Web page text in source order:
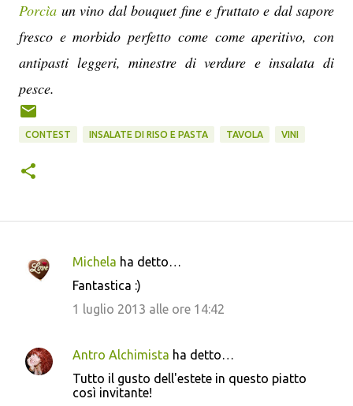
Porcìa un vino dal bouquetfine e fruttato e dal sapore
fresco e morbido perfetto come come aperitivo, con
antipasti leggeri, minestre di verdure e insalata di
pesce.
CONTEST INSALATE DI RISO E PASTA TAVOLA VINI
C
e
Michela ha detto…
Fantastica :)
1 luglio 2013 alle ore 14:42
Antro Alchimista ha detto…
Tutto il gusto dell'estete in questo piatto
così invitante!